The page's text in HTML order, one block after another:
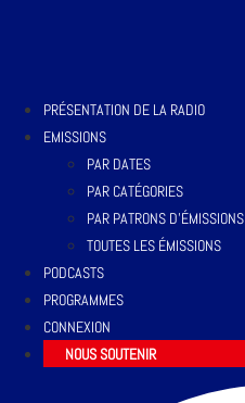
PRÉSENTATION DE LA RADIO
EMISSIONS
PAR DATES
PAR CATÉGORIES
PAR PATRONS D’ÉMISSIONS
TOUTES LES ÉMISSIONS
PODCASTS
PROGRAMMES
CONNEXION
NOUS SOUTENIR